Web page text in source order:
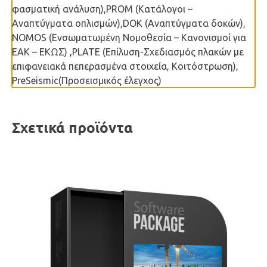
φασματική ανάλυση),PROM (Κατάλογοι –
Αναπτύγματα οπλισμών),DOK (Αναπτύγματα δοκών),
NOMOS (Ενσωματωμένη Νομοθεσία – Κανονισμοί για
ΕΑΚ – ΕΚΩΣ) ,PLATE (Επίλυση-Σχεδιασμός πλακών με
επιφανειακά πεπερασμένα στοιχεία, Κοιτόστρωση),
PreSeismic(Προσεισμικός έλεγχος)
Σχετικά προϊόντα